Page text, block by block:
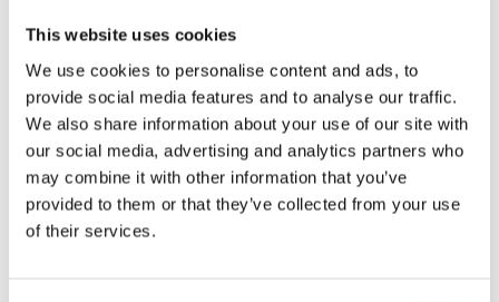
This website uses cookies
We use cookies to personalise content and ads, to
provide social media features and to analyse our traffic.
We also share information about your use of our site with
our social media, advertising and analytics partners who
may combine it with other information that you’ve
provided to them or that they’ve collected from your use
of their services.
Visa alla produkter från Fondaco
100% bomull, tvätt 40°
Kuddfodral Java finns i flera härliga färger.
För en lite fylligare kudde, använd gärna en
innerkudde som är några centimeter större än
kuddfodralet.